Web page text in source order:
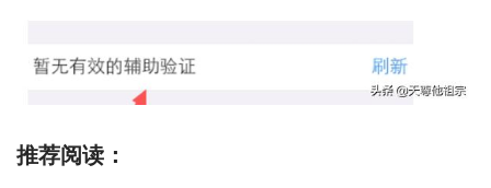
推荐阅读：